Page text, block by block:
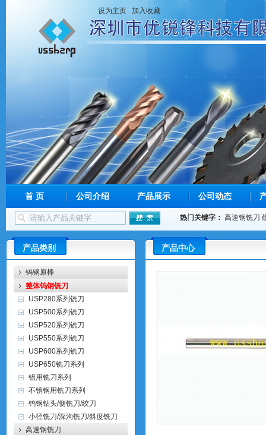
设为主页 加入收藏
首 页 公司介绍 产品展示 公司动态
热门关键字： 高速钢铣刀
产品类别
钨钢原棒
整体钨钢铣刀
USP280系列铣刀
USP500系列铣刀
USP520系列铣刀
USP550系列铣刀
USP600系列铣刀
USP650铣刀系列
铝用铣刀系列
不锈钢用铣刀系列
钨钢钻头/侧铣刀/绞刀
小径铣刀/深沟铣刀/斜度铣刀
高速钢铣刀
产品中心